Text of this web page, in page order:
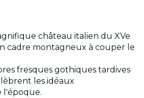
château italien du XVe
cadre montagneux à couper le
fresques gothiques tardives
les idéaux
l'époque.